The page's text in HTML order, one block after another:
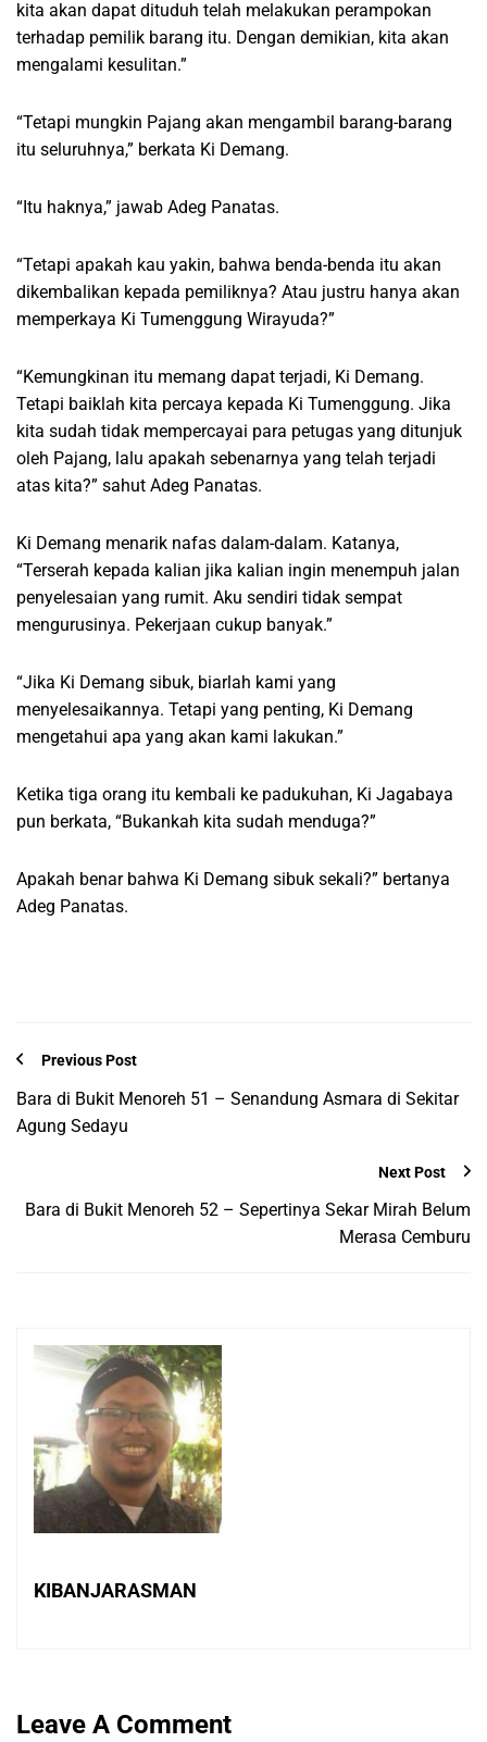
kita akan dapat dituduh telah melakukan perampokan
terhadap pemilik barang itu. Dengan demikian, kita akan
mengalami kesulitan.”
“Tetapi mungkin Pajang akan mengambil barang-barang
itu seluruhnya,” berkata Ki Demang.
“Itu haknya,” jawab Adeg Panatas.
“Tetapi apakah kau yakin, bahwa benda-benda itu akan
dikembalikan kepada pemiliknya? Atau justru hanya akan
memperkaya Ki Tumenggung Wirayuda?”
“Kemungkinan itu memang dapat terjadi, Ki Demang.
Tetapi baiklah kita percaya kepada Ki Tumenggung. Jika
kita sudah tidak mempercayai para petugas yang ditunjuk
oleh Pajang, lalu apakah sebenarnya yang telah terjadi
atas kita?” sahut Adeg Panatas.
Ki Demang menarik nafas dalam-dalam. Katanya,
“Terserah kepada kalian jika kalian ingin menempuh jalan
penyelesaian yang rumit. Aku sendiri tidak sempat
mengurusinya. Pekerjaan cukup banyak.”
“Jika Ki Demang sibuk, biarlah kami yang
menyelesaikannya. Tetapi yang penting, Ki Demang
mengetahui apa yang akan kami lakukan.”
Ketika tiga orang itu kembali ke padukuhan, Ki Jagabaya
pun berkata, “Bukankah kita sudah menduga?”
Apakah benar bahwa Ki Demang sibuk sekali?” bertanya
Adeg Panatas.
Previous Post
Bara di Bukit Menoreh 51 – Senandung Asmara di Sekitar
Agung Sedayu
Next Post
Bara di Bukit Menoreh 52 – Sepertinya Sekar Mirah Belum
Merasa Cemburu
KIBANJARASMAN
Leave A Comment